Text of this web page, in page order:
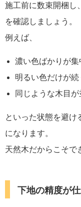
施工前に数束開梱し
を確認しましょう。
例えば、
濃い色ばかりが集
明るい色だけが続
同じような木目が
といった状態を避け
になります。
天然木だからこそで
下地の精度が